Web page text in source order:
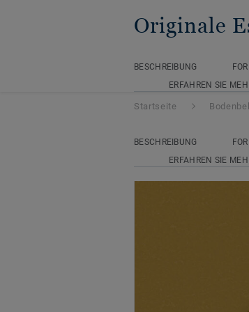
Originale
BESCHREIBUNG
ERFAHREN SIE
Startseite
BESCHREIBUNG
ERFAHREN SIE